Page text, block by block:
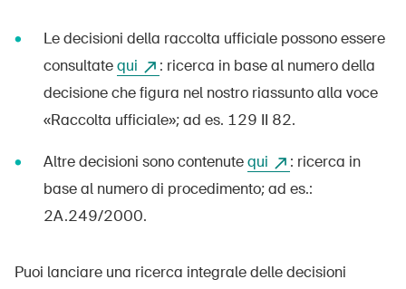
Le decisioni della raccolta ufficiale possono essere
consultatequi
: ricerca in base al numero della
decisione che figura nel nostro riassunto alla voce
«Raccolta ufficiale»; ad es. 129 II 82.
Altre decisioni sono contenutequi
: ricerca in
base al numero di procedimento; ad es.:
2A.249/2000.
Puoi lanciare una ricerca integrale delle decisioni